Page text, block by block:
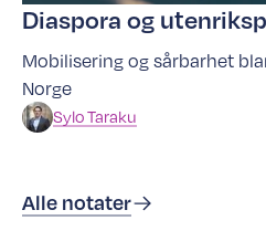
Diaspora og
Mobilisering og sårbarhet
Norge
SyloTaraku
Alle notater